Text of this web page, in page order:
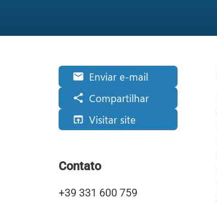
email Enviar e-mail
share Compartilhar
open_in_browser Visitar site
Contato
+39 331 600 759